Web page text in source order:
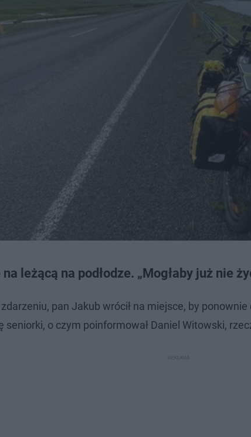
leżącą na podłodze. „Mogłaby już nie
pan Jakub wrócił na miejsce, by
seniorki, o czym poinformował Daniel Witowski,